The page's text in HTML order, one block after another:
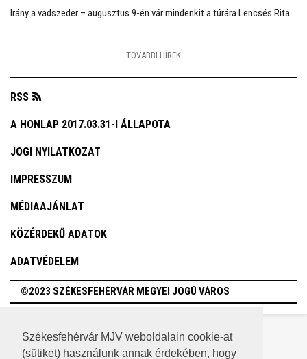
Székesfehérvár MJV weboldalain cookie-at
(sütiket) használunk annak érdekében, hogy
Irány a vadszeder – augusztus 9-én vár mindenkit a túrára Lencsés Rita
TOVÁBBI HÍREK
RSS
A HONLAP 2017.03.31-I ÁLLAPOTA
JOGI NYILATKOZAT
IMPRESSZUM
MÉDIAAJÁNLAT
KÖZÉRDEKŰ ADATOK
ADATVÉDELEM
©2023 SZÉKESFEHÉRVÁR MEGYEI JOGÚ VÁROS